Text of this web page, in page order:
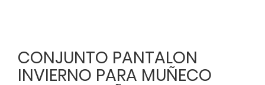
CONJUNTO PANTALON
INVIERNO PARA MUÑECO